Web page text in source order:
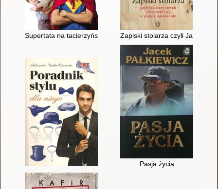
Supertata na tacierzyńskim Zapiski stolarza czyli Jak stary
Pasja życia